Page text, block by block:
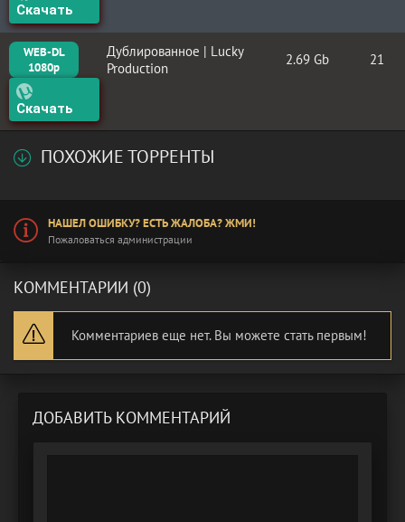
Скачать
WEB-DL
1080p
Дублированное | Lucky
Production
2.69 Gb 21
Скачать
ПОХОЖИЕ ТОРРЕНТЫ
НАШЕЛ ОШИБКУ? ЕСТЬ ЖАЛОБА? ЖМИ!
Пожаловаться администрации
КОММЕНТАРИИ (0)
Комментариев еще нет. Вы можете стать первым!
ДОБАВИТЬ КОММЕНТАРИЙ